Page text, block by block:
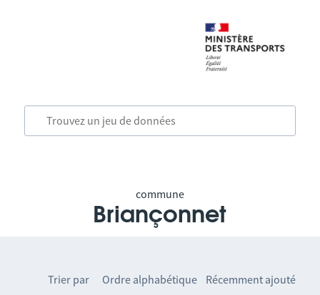
commune
Briançonnet
Trier par Ordre alphabétique Récemment ajouté